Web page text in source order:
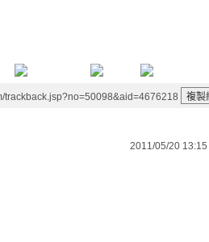
trackback.jsp?no=50098&aid=4676218
2011/05/20 13:15